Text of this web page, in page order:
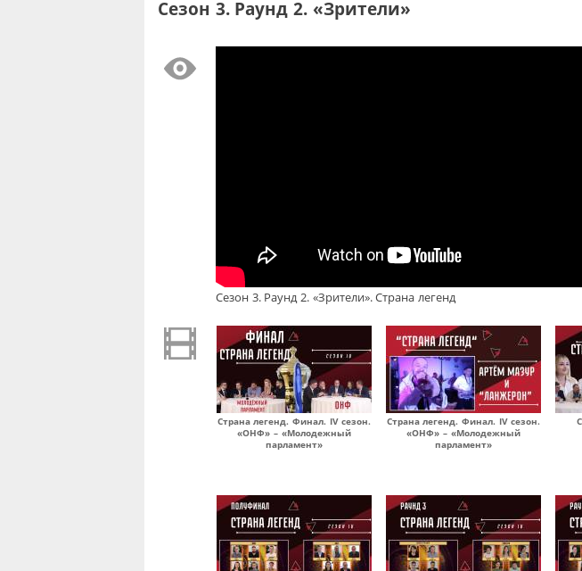
Сезон 3. Раунд 2. «Зрители»
Сезон 3. Раунд 2. «Зрители». Страна легенд
Страна легенд. Финал. IV сезон.
«ОНФ» – «Молодежный
парламент»
Страна легенд. Финал. IV сезон.
«ОНФ» – «Молодежный
парламент»